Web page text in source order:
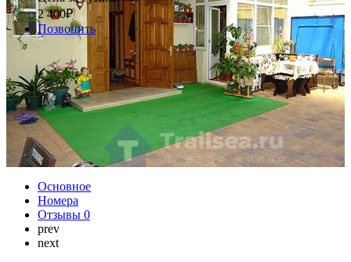
2 400₽
Позвонить
Основное
Номера
Отзывы 0
prev
next